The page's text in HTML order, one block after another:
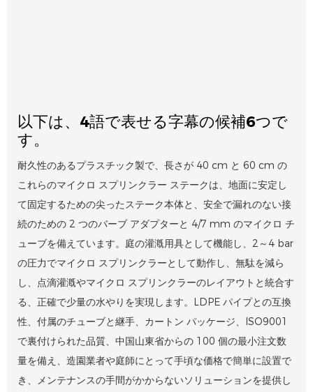
以下は、4語で表せる字幕の候補6つで
す。
耐久性のあるプラスチック製で、長さが 40 cm と 60 cm の
これらのマイクロ スプリンクラー ステークは、地面に安定し
て固定するための尖ったステーク本体と、安全で漏れのない接
続のための 2 つのバーブ アダプターと 4/7 mm のマイクロ チ
ューブを備えています。庭の灌漑用具として機能し、2～4 bar
の圧力でマイクロ スプリンクラーとして動作し、無駄を減ら
し、点滴灌漑やマイクロ スプリンクラーのレイアウトと統合す
る、正確で少量の水やりを実現します。LDPE パイプとの互換
性、付属のチューブと継手、カートン パッケージ、ISO9001
で裏付けられた品質、中国山東省からの 100 個の最小注文数
量を備え、造園業者や庭師にとって手頃な価格で簡単に設置で
き、メンテナンスの手間がかからないソリューションを提供し